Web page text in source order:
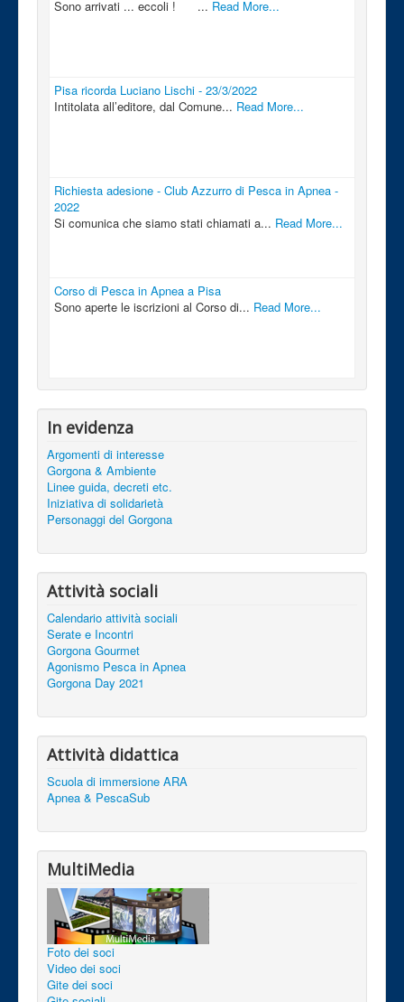
Sono arrivati ... eccoli ! ... Read More...
Pisa ricorda Luciano Lischi - 23/3/2022
Intitolata all’editore, dal Comune... Read More...
Richiesta adesione - Club Azzurro di Pesca in Apnea -
2022
Si comunica che siamo stati chiamati a... Read More...
Corso di Pesca in Apnea a Pisa
Sono aperte le iscrizioni al Corso di... Read More...
In evidenza
Argomenti di interesse
Gorgona & Ambiente
Linee guida, decreti etc.
Iniziativa di solidarietà
Personaggi del Gorgona
Attività sociali
Calendario attività sociali
Serate e Incontri
Gorgona Gourmet
Agonismo Pesca in Apnea
Gorgona Day 2021
Attività didattica
Scuola di immersione ARA
Apnea & PescaSub
MultiMedia
Foto dei soci
Video dei soci
Gite dei soci